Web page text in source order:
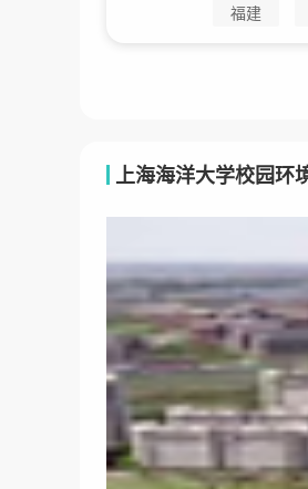
福建
上海海洋大学校园环